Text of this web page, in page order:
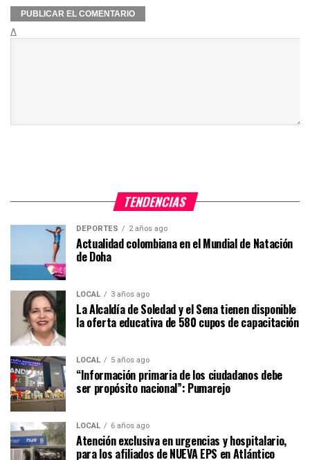
Δ
TENDENCIAS
DEPORTES 2 años ago
Actualidad colombiana en el Mundial de Natación
de Doha
LOCAL 3 años ago
La Alcaldía de Soledad y el Sena tienen disponible
la oferta educativa de 580 cupos de capacitación
LOCAL 5 años ago
“Información primaria de los ciudadanos debe
ser propósito nacional”: Pumarejo
LOCAL 6 años ago
Atención exclusiva en urgencias y hospitalario,
para los afiliados de NUEVA EPS en Atlántico